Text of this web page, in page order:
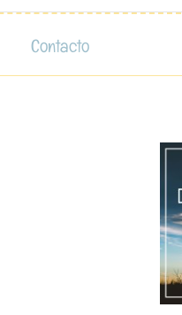
Contacto